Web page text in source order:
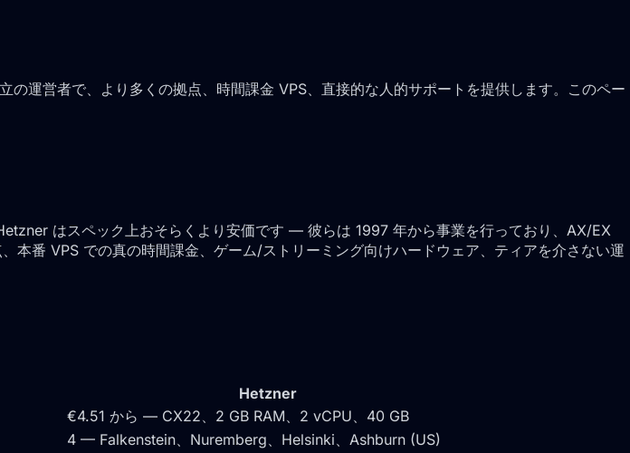
運営者で、より多くの拠点、時間課金 VPS、直接的な人的サポートを提供します。このペー
はスペック上おそらくより安価です — 彼らは 1997 年から事業を行っており、AX/EX
番 VPS での真の時間課金、ゲーム/ストリーミング向けハードウェア、ティアを介さない運
Hetzner
€4.51 から — CX22、2 GB RAM、2 vCPU、40 GB
4 — Falkenstein、Nuremberg、Helsinki、Ashburn (US)